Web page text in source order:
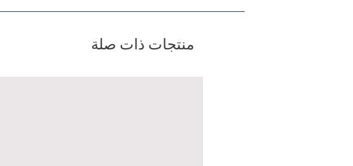
منتجات ذات صلة